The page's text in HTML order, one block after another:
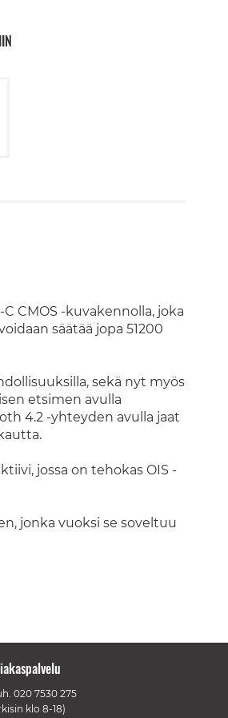
CMOS -kuvakennolla, joka
säätää jopa 51200
sekä nyt myös
etsimen avulla
4.2 -yhteyden avulla jaat
jossa on tehokas OIS -
jonka vuoksi se soveltuu
020 7530 275
klo 8-18)